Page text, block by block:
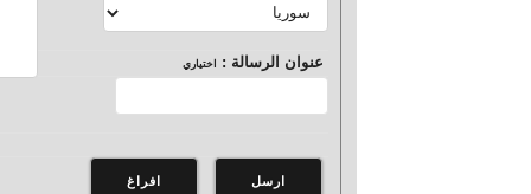
عنوان الرسالة : اختياري